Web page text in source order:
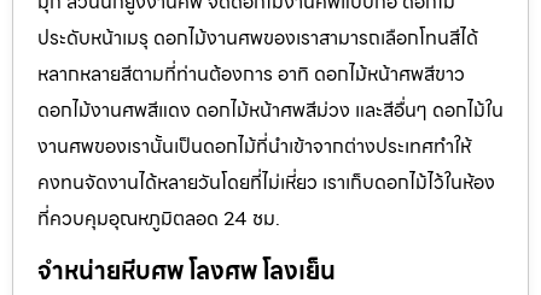
ประดับหน้าเมรุ ดอกไม้งานศพของเราสามารถเลือกโทนสีได้
หลากหลายสีตามที่ท่านต้องการ อาทิ ดอกไม้หน้าศพสีขาว
ดอกไม้งานศพสีแดง ดอกไม้หน้าศพสีม่วง และสีอื่นๆ ดอกไม้ใน
งานศพของเรานั้นเป็นดอกไม้ที่นำเข้าจากต่างประเทศทำให้
คงทนจัดงานได้หลายวันโดยที่ไม่เหี่ยว เราเก็บดอกไม้ไว้ในห้อง
ที่ควบคุมอุณหภูมิตลอด 24 ชม.
จำหน่ายหีบศพ โลงศพ โลงเย็น